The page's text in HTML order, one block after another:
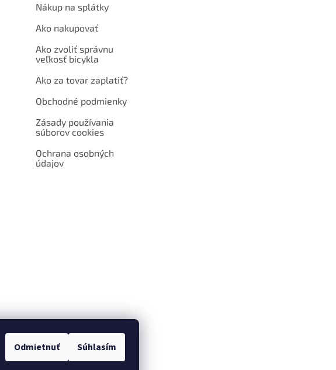
Odmietnuť Súhlasím
Nákup na splátky
Ako nakupovať
Ako zvoliť správnu
veľkosť bicykla
Ako za tovar zaplatiť?
Obchodné podmienky
Zásady používania
súborov cookies
Ochrana osobných
údajov